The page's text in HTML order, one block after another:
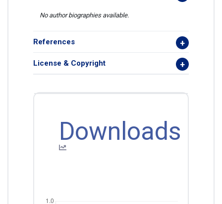
No author biographies available.
References
License & Copyright
Downloads